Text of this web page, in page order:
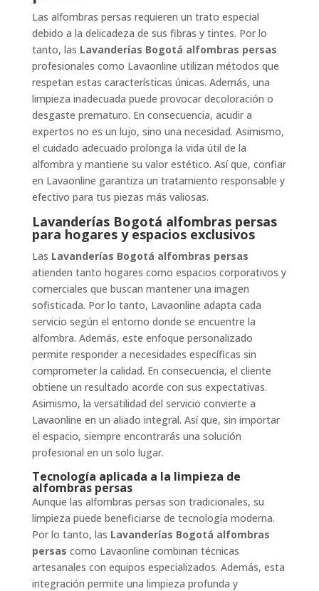
Las alfombras persas requieren un trato especial
debido a la delicadeza de sus fibras y tintes. Por lo
tanto, las Lavanderías Bogotá alfombras persas
profesionales como Lavaonline utilizan métodos que
respetan estas características únicas. Además, una
limpieza inadecuada puede provocar decoloración o
desgaste prematuro. En consecuencia, acudir a
expertos no es un lujo, sino una necesidad. Asimismo,
el cuidado adecuado prolonga la vida útil de la
alfombra y mantiene su valor estético. Así que, confiar
en Lavaonline garantiza un tratamiento responsable y
efectivo para tus piezas más valiosas.
Lavanderías Bogotá alfombras persas
para hogares y espacios exclusivos
Las Lavanderías Bogotá alfombras persas
atienden tanto hogares como espacios corporativos y
comerciales que buscan mantener una imagen
sofisticada. Por lo tanto, Lavaonline adapta cada
servicio según el entorno donde se encuentre la
alfombra. Además, este enfoque personalizado
permite responder a necesidades específicas sin
comprometer la calidad. En consecuencia, el cliente
obtiene un resultado acorde con sus expectativas.
Asimismo, la versatilidad del servicio convierte a
Lavaonline en un aliado integral. Así que, sin importar
el espacio, siempre encontrarás una solución
profesional en un solo lugar.
Tecnología aplicada a la limpieza de
alfombras persas
Aunque las alfombras persas son tradicionales, su
limpieza puede beneficiarse de tecnología moderna.
Por lo tanto, las Lavanderías Bogotá alfombras
persas como Lavaonline combinan técnicas
artesanales con equipos especializados. Además, esta
integración permite una limpieza profunda y